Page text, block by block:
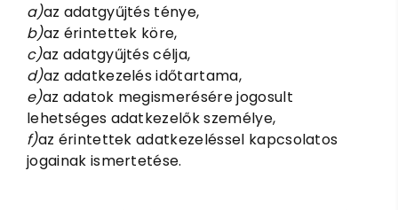
a)az adatgyűjtés ténye,
b)az érintettek köre,
c)az adatgyűjtés célja,
d)az adatkezelés időtartama,
e)az adatok megismerésére jogosult
lehetséges adatkezelők személye,
f)az érintettek adatkezeléssel kapcsolatos
jogainak ismertetése.